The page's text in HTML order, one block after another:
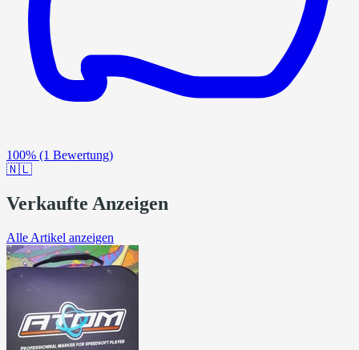
100% (1 Bewertung)
🇳🇱
Verkaufte Anzeigen
Alle Artikel anzeigen